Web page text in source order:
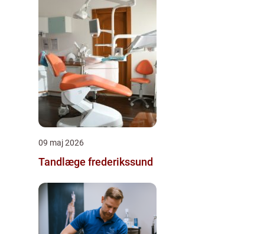
09 maj 2026
Tandlæge frederikssund